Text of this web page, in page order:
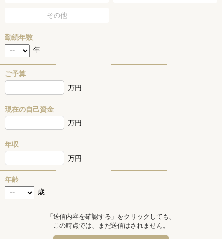
その他
勤続年数
年
ご予算
万円
現在の自己資金
万円
年収
万円
年齢
歳
「送信内容を確認する」をクリックしても、
この時点では、まだ送信はされません。